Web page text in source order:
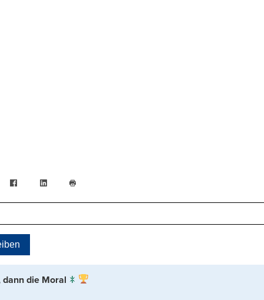
FacebookLinkedIn
drucken
dann die Moral